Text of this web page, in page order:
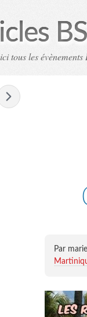
tous les
Par